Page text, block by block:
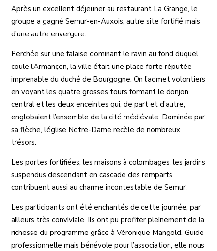
Après un excellent déjeuner au restaurant La Grange, le
groupe a gagné Semur-en-Auxois, autre site fortifié mais
d’une autre envergure.
Perchée sur une falaise dominant le ravin au fond duquel
coule l’Armançon, la ville était une place forte réputée
imprenable du duché de Bourgogne. On l’admet volontiers
en voyant les quatre grosses tours formant le donjon
central et les deux enceintes qui, de part et d’autre,
englobaient l’ensemble de la cité médiévale. Dominée par
sa flèche, l’église Notre-Dame recèle de nombreux
trésors.
Les portes fortifiées, les maisons à colombages, les jardins
suspendus descendant en cascade des remparts
contribuent aussi au charme incontestable de Semur.
Les participants ont été enchantés de cette journée, par
ailleurs très conviviale. Ils ont pu profiter pleinement de la
richesse du programme grâce à Véronique Mangold. Guide
professionnelle mais bénévole pour l’association, elle nous